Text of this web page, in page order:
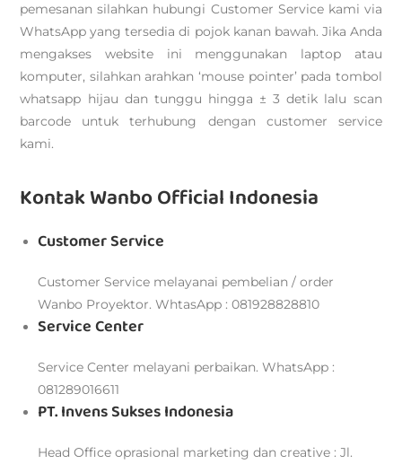
pemesanan silahkan hubungi Customer Service kami via
WhatsApp yang tersedia di pojok kanan bawah. Jika Anda
mengakses website ini menggunakan laptop atau
komputer, silahkan arahkan ‘mouse pointer’ pada tombol
whatsapp hijau dan tunggu hingga ± 3 detik lalu scan
barcode untuk terhubung dengan customer service
kami.
Kontak Wanbo Official Indonesia
Customer Service
Customer Service melayanai pembelian / order
Wanbo Proyektor. WhtasApp : 081928828810
Service Center
Service Center melayani perbaikan. WhatsApp :
081289016611
PT. Invens Sukses Indonesia
Head Office oprasional marketing dan creative : Jl.